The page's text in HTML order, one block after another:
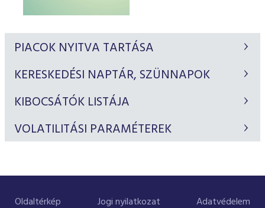
PIACOK NYITVA TARTÁSA
KERESKEDÉSI NAPTÁR, SZÜNNAPOK
KIBOCSÁTÓK LISTÁJA
VOLATILITÁSI PARAMÉTEREK
Oldaltérkép Jogi nyilatkozat Adatvédelem